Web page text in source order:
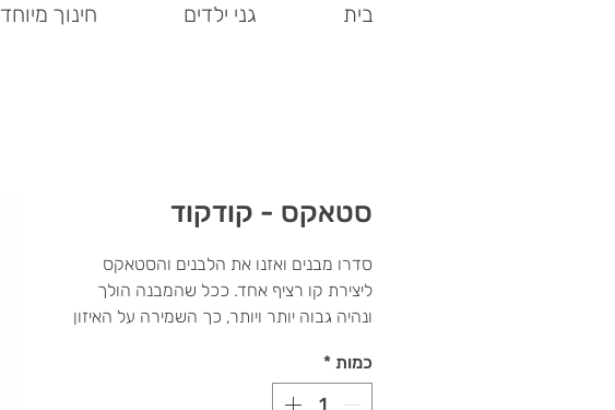
בית גני ילדים חינוך מיוחד
סטאקס - קודקוד
סדרו מבנים ואזנו את הלבנים והסטאקס
ליצירת קו רציף אחד. ככל שהמבנה הולך
ונהיה גבוה יותר ויותר, כך השמירה על האיזון
מינימום משתתפים:
כמות *